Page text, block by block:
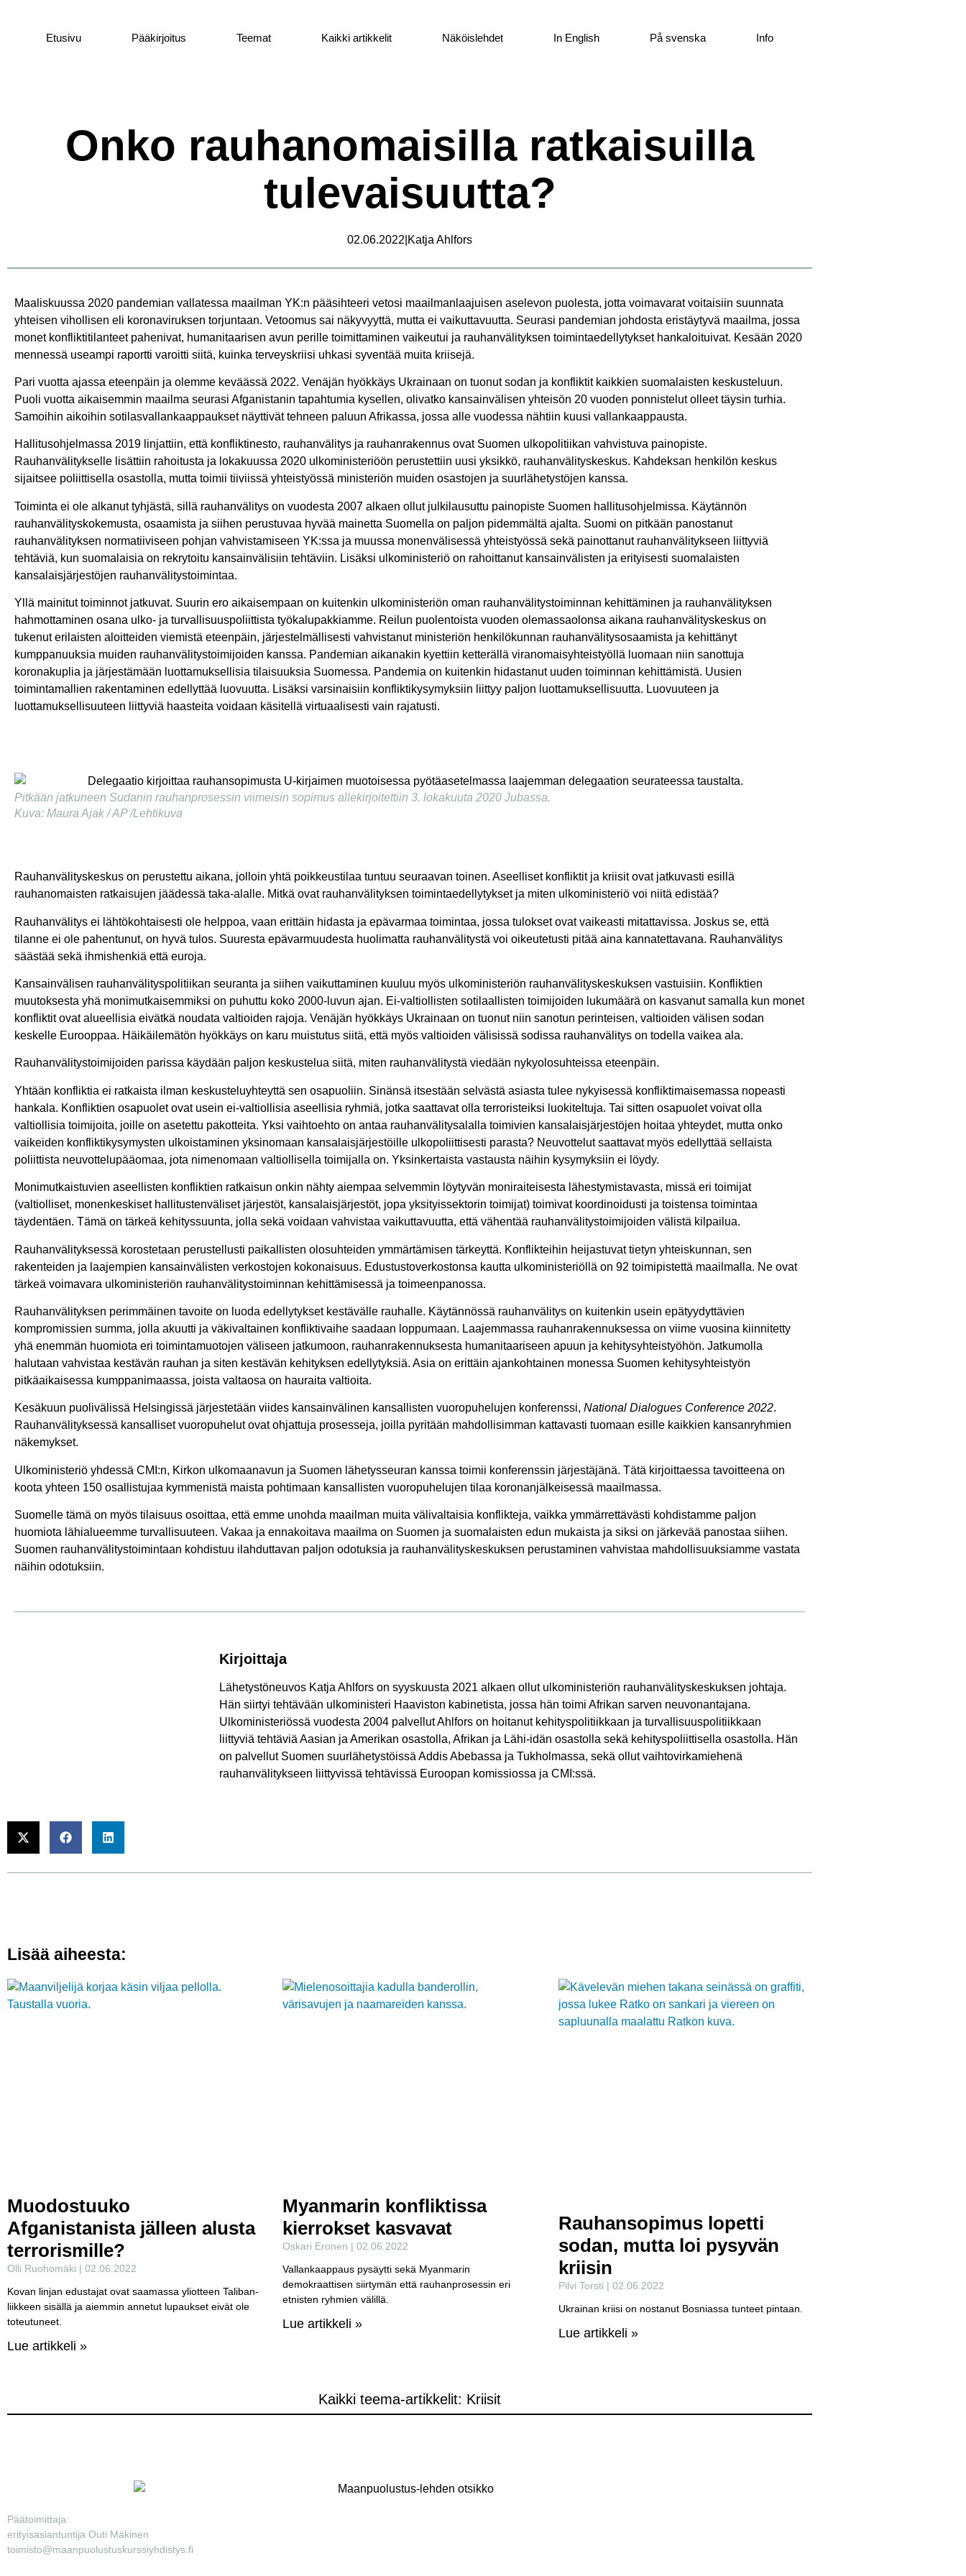
Etusivu Pääkirjoitus Teemat Kaikki artikkelit Näköislehdet In English På svenska Info
Onko rauhanomaisilla ratkaisuilla
tulevaisuutta?
02.06.2022 Katja Ahlfors
Maaliskuussa 2020 pandemian vallatessa maailman YK:n pääsihteeri vetosi maailmanlaajuisen aselevon puolesta, jotta voimavarat voitaisiin suunnata
yhteisen vihollisen eli koronaviruksen torjuntaan. Vetoomus sai näkyvyyttä, mutta ei vaikuttavuutta. Seurasi pandemian johdosta eristäytyvä maailma, jossa
monet konfliktitilanteet pahenivat, humanitaarisen avun perille toimittaminen vaikeutui ja rauhanvälityksen toimintaedellytykset hankaloituivat. Kesään 2020
mennessä useampi raportti varoitti siitä, kuinka terveyskriisi uhkasi syventää muita kriisejä.
Pari vuotta ajassa eteenpäin ja olemme keväässä 2022. Venäjän hyökkäys Ukrainaan on tuonut sodan ja konfliktit kaikkien suomalaisten keskusteluun.
Puoli vuotta aikaisemmin maailma seurasi Afganistanin tapahtumia kysellen, olivatko kansainvälisen yhteisön 20 vuoden ponnistelut olleet täysin turhia.
Samoihin aikoihin sotilasvallankaappaukset näyttivät tehneen paluun Afrikassa, jossa alle vuodessa nähtiin kuusi vallankaappausta.
Hallitusohjelmassa 2019 linjattiin, että konfliktinesto, rauhanvälitys ja rauhanrakennus ovat Suomen ulkopolitiikan vahvistuva painopiste.
Rauhanvälitykselle lisättiin rahoitusta ja lokakuussa 2020 ulkoministeriöön perustettiin uusi yksikkö, rauhanvälityskeskus. Kahdeksan henkilön keskus
sijaitsee poliittisella osastolla, mutta toimii tiiviissä yhteistyössä ministeriön muiden osastojen ja suurlähetystöjen kanssa.
Toiminta ei ole alkanut tyhjästä, sillä rauhanvälitys on vuodesta 2007 alkaen ollut julkilausuttu painopiste Suomen hallitusohjelmissa. Käytännön
rauhanvälityskokemusta, osaamista ja siihen perustuvaa hyvää mainetta Suomella on paljon pidemmältä ajalta. Suomi on pitkään panostanut
rauhanvälityksen normatiiviseen pohjan vahvistamiseen YK:ssa ja muussa monenvälisessä yhteistyössä sekä painottanut rauhanvälitykseen liittyviä
tehtäviä, kun suomalaisia on rekrytoitu kansainvälisiin tehtäviin. Lisäksi ulkoministeriö on rahoittanut kansainvälisten ja erityisesti suomalaisten
kansalaisjärjestöjen rauhanvälitystoimintaa.
Yllä mainitut toiminnot jatkuvat. Suurin ero aikaisempaan on kuitenkin ulkoministeriön oman rauhanvälitystoiminnan kehittäminen ja rauhanvälityksen
hahmottaminen osana ulko- ja turvallisuuspoliittista työkalupakkiamme. Reilun puolentoista vuoden olemassaolonsa aikana rauhanvälityskeskus on
tukenut erilaisten aloitteiden viemistä eteenpäin, järjestelmällisesti vahvistanut ministeriön henkilökunnan rauhanvälitysosaamista ja kehittänyt
kumppanuuksia muiden rauhanvälitystoimijoiden kanssa. Pandemian aikanakin kyettiin ketterällä viranomaisyhteistyöllä luomaan niin sanottuja
koronakuplia ja järjestämään luottamuksellisia tilaisuuksia Suomessa. Pandemia on kuitenkin hidastanut uuden toiminnan kehittämistä. Uusien
toimintamallien rakentaminen edellyttää luovuutta. Lisäksi varsinaisiin konfliktikysymyksiin liittyy paljon luottamuksellisuutta. Luovuuteen ja
luottamuksellisuuteen liittyviä haasteita voidaan käsitellä virtuaalisesti vain rajatusti.
Pitkään jatkuneen Sudanin rauhanprosessin viimeisin sopimus allekirjoitettiin 3. lokakuuta 2020 Jubassa.
Kuva: Maura Ajak / AP /Lehtikuva
Rauhanvälityskeskus on perustettu aikana, jolloin yhtä poikkeustilaa tuntuu seuraavan toinen. Aseelliset konfliktit ja kriisit ovat jatkuvasti esillä
rauhanomaisten ratkaisujen jäädessä taka-alalle. Mitkä ovat rauhanvälityksen toimintaedellytykset ja miten ulkoministeriö voi niitä edistää?
Rauhanvälitys ei lähtökohtaisesti ole helppoa, vaan erittäin hidasta ja epävarmaa toimintaa, jossa tulokset ovat vaikeasti mitattavissa. Joskus se, että
tilanne ei ole pahentunut, on hyvä tulos. Suuresta epävarmuudesta huolimatta rauhanvälitystä voi oikeutetusti pitää aina kannatettavana. Rauhanvälitys
säästää sekä ihmishenkiä että euroja.
Kansainvälisen rauhanvälityspolitiikan seuranta ja siihen vaikuttaminen kuuluu myös ulkoministeriön rauhanvälityskeskuksen vastuisiin. Konfliktien
muutoksesta yhä monimutkaisemmiksi on puhuttu koko 2000-luvun ajan. Ei-valtiollisten sotilaallisten toimijoiden lukumäärä on kasvanut samalla kun monet
konfliktit ovat alueellisia eivätkä noudata valtioiden rajoja. Venäjän hyökkäys Ukrainaan on tuonut niin sanotun perinteisen, valtioiden välisen sodan
keskelle Eurooppaa. Häikäilemätön hyökkäys on karu muistutus siitä, että myös valtioiden välisissä sodissa rauhanvälitys on todella vaikea ala.
Rauhanvälitystoimijoiden parissa käydään paljon keskustelua siitä, miten rauhanvälitystä viedään nykyolosuhteissa eteenpäin.
Yhtään konfliktia ei ratkaista ilman keskusteluyhteyttä sen osapuoliin. Sinänsä itsestään selvästä asiasta tulee nykyisessä konfliktimaisemassa nopeasti
hankala. Konfliktien osapuolet ovat usein ei-valtiollisia aseellisia ryhmiä, jotka saattavat olla terroristeiksi luokiteltuja. Tai sitten osapuolet voivat olla
valtiollisia toimijoita, joille on asetettu pakotteita. Yksi vaihtoehto on antaa rauhanvälitysalalla toimivien kansalaisjärjestöjen hoitaa yhteydet, mutta onko
vaikeiden konfliktikysymysten ulkoistaminen yksinomaan kansalaisjärjestöille ulkopoliittisesti parasta? Neuvottelut saattavat myös edellyttää sellaista
poliittista neuvottelupääomaa, jota nimenomaan valtiollisella toimijalla on. Yksinkertaista vastausta näihin kysymyksiin ei löydy.
Monimutkaistuvien aseellisten konfliktien ratkaisun onkin nähty aiempaa selvemmin löytyvän moniraiteisesta lähestymistavasta, missä eri toimijat
(valtiolliset, monenkeskiset hallitustenväliset järjestöt, kansalaisjärjestöt, jopa yksityissektorin toimijat) toimivat koordinoidusti ja toistensa toimintaa
täydentäen. Tämä on tärkeä kehityssuunta, jolla sekä voidaan vahvistaa vaikuttavuutta, että vähentää rauhanvälitystoimijoiden välistä kilpailua.
Rauhanvälityksessä korostetaan perustellusti paikallisten olosuhteiden ymmärtämisen tärkeyttä. Konflikteihin heijastuvat tietyn yhteiskunnan, sen
rakenteiden ja laajempien kansainvälisten verkostojen kokonaisuus. Edustustoverkostonsa kautta ulkoministeriöllä on 92 toimipistettä maailmalla. Ne ovat
tärkeä voimavara ulkoministeriön rauhanvälitystoiminnan kehittämisessä ja toimeenpanossa.
Rauhanvälityksen perimmäinen tavoite on luoda edellytykset kestävälle rauhalle. Käytännössä rauhanvälitys on kuitenkin usein epätyydyttävien
kompromissien summa, jolla akuutti ja väkivaltainen konfliktivaihe saadaan loppumaan. Laajemmassa rauhanrakennuksessa on viime vuosina kiinnitetty
yhä enemmän huomiota eri toimintamuotojen väliseen jatkumoon, rauhanrakennuksesta humanitaariseen apuun ja kehitysyhteistyöhön. Jatkumolla
halutaan vahvistaa kestävän rauhan ja siten kestävän kehityksen edellytyksiä. Asia on erittäin ajankohtainen monessa Suomen kehitysyhteistyön
pitkäaikaisessa kumppanimaassa, joista valtaosa on hauraita valtioita.
Kesäkuun puolivälissä Helsingissä järjestetään viides kansainvälinen kansallisten vuoropuhelujen konferenssi, National Dialogues Conference 2022.
Rauhanvälityksessä kansalliset vuoropuhelut ovat ohjattuja prosesseja, joilla pyritään mahdollisimman kattavasti tuomaan esille kaikkien kansanryhmien
näkemykset.
Ulkoministeriö yhdessä CMI:n, Kirkon ulkomaanavun ja Suomen lähetysseuran kanssa toimii konferenssin järjestäjänä. Tätä kirjoittaessa tavoitteena on
koota yhteen 150 osallistujaa kymmenistä maista pohtimaan kansallisten vuoropuhelujen tilaa koronanjälkeisessä maailmassa.
Suomelle tämä on myös tilaisuus osoittaa, että emme unohda maailman muita välivaltaisia konflikteja, vaikka ymmärrettävästi kohdistamme paljon
huomiota lähialueemme turvallisuuteen. Vakaa ja ennakoitava maailma on Suomen ja suomalaisten edun mukaista ja siksi on järkevää panostaa siihen.
Suomen rauhanvälitystoimintaan kohdistuu ilahduttavan paljon odotuksia ja rauhanvälityskeskuksen perustaminen vahvistaa mahdollisuuksiamme vastata
näihin odotuksiin.
Kirjoittaja
Lähetystöneuvos Katja Ahlfors on syyskuusta 2021 alkaen ollut ulkoministeriön rauhanvälityskeskuksen johtaja.
Hän siirtyi tehtävään ulkoministeri Haaviston kabinetista, jossa hän toimi Afrikan sarven neuvonantajana.
Ulkoministeriössä vuodesta 2004 palvellut Ahlfors on hoitanut kehityspolitiikkaan ja turvallisuuspolitiikkaan
liittyviä tehtäviä Aasian ja Amerikan osastolla, Afrikan ja Lähi-idän osastolla sekä kehityspoliittisella osastolla. Hän
on palvellut Suomen suurlähetystöissä Addis Abebassa ja Tukholmassa, sekä ollut vaihtovirkamiehenä
rauhanvälitykseen liittyvissä tehtävissä Euroopan komissiossa ja CMI:ssä.
Lisää aiheesta:
Muodostuuko
Afganistanista jälleen alusta
terrorismille?
Olli Ruohomäki
02.06.2022
Kovan linjan edustajat ovat saamassa yliotteen Taliban-
liikkeen sisällä ja aiemmin annetut lupaukset eivät ole
toteutuneet.
Lue artikkeli »
Myanmarin konfliktissa
kierrokset kasvavat
Oskari Eronen
02.06.2022
Vallankaappaus pysäytti sekä Myanmarin
demokraattisen siirtymän että rauhanprosessin eri
etnisten ryhmien välillä.
Lue artikkeli »
Rauhansopimus lopetti
sodan, mutta loi pysyvän
kriisin
Pilvi Torsti
02.06.2022
Ukrainan kriisi on nostanut Bosniassa tunteet pintaan.
Lue artikkeli »
Kaikki teema-artikkelit: Kriisit
Päätoimittaja:
erityisasiantuntija Outi Mäkinen
toimisto@maanpuolustuskurssiyhdistys.fi